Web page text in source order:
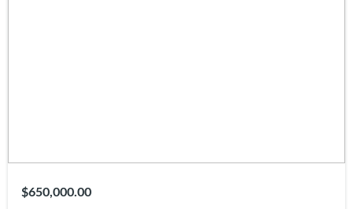
$650,000.00